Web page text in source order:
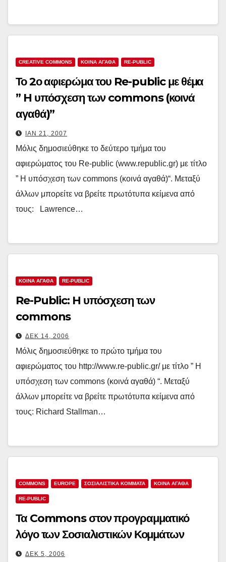
CREATIVE COMMONS ΚΟΙΝΑ ΑΓΑΘΑ RE-PUBLIC
Το 2ο αφιερώμα του Re-public με θέμα
” H υπόσχεση των commons (κοινά
αγαθά)”
ΙΑΝ 21, 2007
Μόλις δημοσιεύθηκε το δεύτερο τμήμα του
αφιερώματος του Re-public (www.republic.gr) με τίτλο
” H υπόσχεση των commons (κοινά αγαθά)“. Μεταξύ
άλλων μπορείτε να βρείτε πρωτότυπα κείμενα από
τους: Lawrence…
ΚΟΙΝΑ ΑΓΑΘΑ RE-PUBLIC
Re-Public: H υπόσχεση των
commons
ΔΕΚ 14, 2006
Μόλις δημοσιεύθηκε το πρώτο τμήμα του
αφιερώματος του http://www.re-public.gr/ με τίτλο ” H
υπόσχεση των commons (κοινά αγαθά) “. Μεταξύ
άλλων μπορείτε να βρείτε πρωτότυπα κείμενα από
τους: Richard Stallman…
COMMONS EUROPE ΣΟΣΙΑΛΙΣΤΙΚΆ ΚΌΜΜΑΤΑ ΚΟΙΝΑ ΑΓΑΘΑ
RE-PUBLIC
Τα Commons στον προγραμματικό
λόγο των Σοσιαλιστικών Κομμάτων
ΔΕΚ 5, 2006